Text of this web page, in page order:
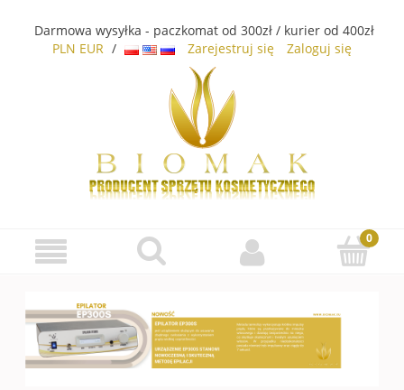
Darmowa wysyłka - paczkomat od 300zł / kurier od 400zł
PLN EUR / Zarejestruj się Zaloguj się